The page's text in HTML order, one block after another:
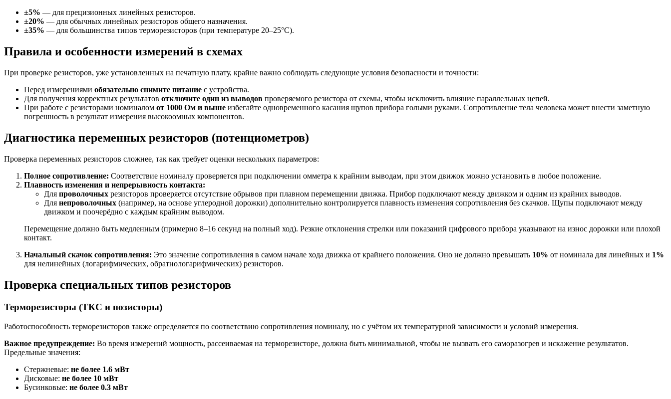
±5% — для прецизионных линейных резисторов.
±20% — для обычных линейных резисторов общего назначения.
±35% — для большинства типов терморезисторов (при температуре 20–25°C).
Правила и особенности измерений в схемах
При проверке резисторов, уже установленных на печатную плату, крайне важно соблюдать следующие условия безопасности и точности:
Перед измерениями обязательно снимите питание с устройства.
Для получения корректных результатов отключите один из выводов проверяемого резистора от схемы, чтобы исключить влияние параллельных цепей.
При работе с резисторами номиналом от 1000 Ом и выше избегайте одновременного касания щупов прибора голыми руками. Сопротивление тела человека может внести заметную
погрешность в результат измерения высокоомных компонентов.
Диагностика переменных резисторов (потенциометров)
Проверка переменных резисторов сложнее, так как требует оценки нескольких параметров:
Полное сопротивление: Соответствие номиналу проверяется при подключении омметра к крайним выводам, при этом движок можно установить в любое положение.
Плавность изменения и непрерывность контакта:
Для проволочных резисторов проверяется отсутствие обрывов при плавном перемещении движка. Прибор подключают между движком и одним из крайних выводов.
Для непроволочных (например, на основе углеродной дорожки) дополнительно контролируется плавность изменения сопротивления без скачков. Щупы подключают между
движком и поочерёдно с каждым крайним выводом.
Перемещение должно быть медленным (примерно 8–16 секунд на полный ход). Резкие отклонения стрелки или показаний цифрового прибора указывают на износ дорожки или плохой
контакт.
Начальный скачок сопротивления: Это значение сопротивления в самом начале хода движка от крайнего положения. Оно не должно превышать 10% от номинала для линейных и 1%
для нелинейных (логарифмических, обратнологарифмических) резисторов.
Проверка специальных типов резисторов
Терморезисторы (ТКС и позисторы)
Работоспособность терморезисторов также определяется по соответствию сопротивления номиналу, но с учётом их температурной зависимости и условий измерения.
Важное предупреждение: Во время измерений мощность, рассеиваемая на терморезисторе, должна быть минимальной, чтобы не вызвать его саморазогрев и искажение результатов.
Предельные значения:
Стержневые: не более 1.6 мВт
Дисковые: не более 10 мВт
Бусинковые: не более 0.3 мВт